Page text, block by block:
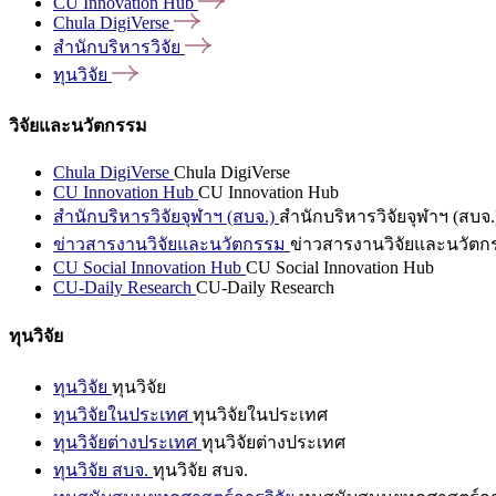
Chula DigiVerse
สำนักบริหารวิจัย
ทุนวิจัย
วิจัยและนวัตกรรม
Chula DigiVerse Chula DigiVerse
CU Innovation Hub CU Innovation Hub
สำนักบริหารวิจัยจุฬาฯ (สบจ.) สำนักบริหารวิจัยจุฬาฯ (สบจ
ข่าวสารงานวิจัยและนวัตกรรม ข่าวสารงานวิจัยและนวัตก
CU Social Innovation Hub CU Social Innovation Hub
CU-Daily Research CU-Daily Research
ทุนวิจัย
ทุนวิจัย ทุนวิจัย
ทุนวิจัยในประเทศ ทุนวิจัยในประเทศ
ทุนวิจัยต่างประเทศ ทุนวิจัยต่างประเทศ
ทุนวิจัย สบจ. ทุนวิจัย สบจ.